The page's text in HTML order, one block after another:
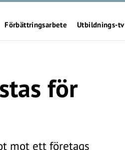
Förbättringsarbete Utbildnings-tv
för
mot ett företags